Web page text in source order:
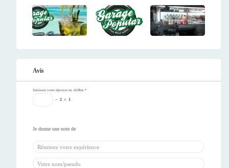
Avis
Saisissez votre réponse en chiffres *
− 2 = 1